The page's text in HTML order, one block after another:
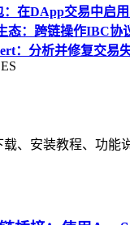
在DApp交易中启
态：跨链操作IBC协
：分析并修复交易
载、安装教程、功能